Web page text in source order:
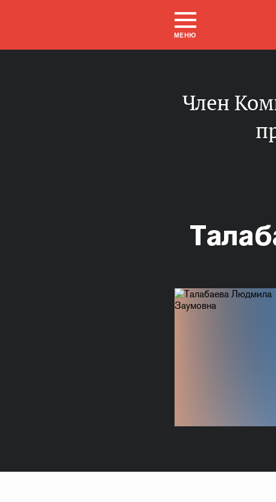
МЕНЮ
Член Комитета Совета Федерации по аграрно-